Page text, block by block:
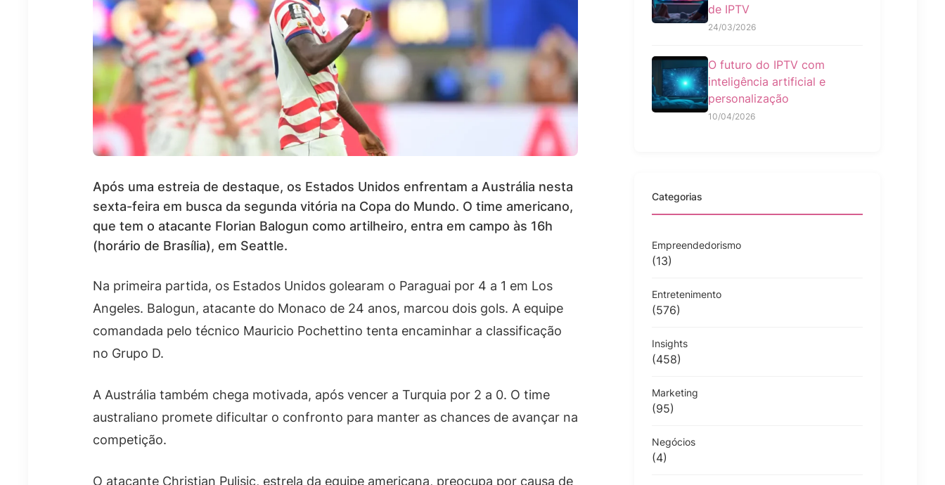
Após uma estreia de destaque, os Estados Unidos enfrentam a Austrália nesta
sexta-feira em busca da segunda vitória na Copa do Mundo. O time americano,
que tem o atacante Florian Balogun como artilheiro, entra em campo às 16h
(horário de Brasília), em Seattle.
Na primeira partida, os Estados Unidos golearam o Paraguai por 4 a 1 em Los
Angeles. Balogun, atacante do Monaco de 24 anos, marcou dois gols. A equipe
comandada pelo técnico Mauricio Pochettino tenta encaminhar a classificação
no Grupo D.
A Austrália também chega motivada, após vencer a Turquia por 2 a 0. O time
australiano promete dificultar o confronto para manter as chances de avançar na
competição.
O atacante Christian Pulisic, estrela da equipe americana, preocupa por causa de
de IPTV
24/03/2026
O futuro do IPTV com
inteligência artificial e
personalização
10/04/2026
Categorias
Empreendedorismo
(13)
Entretenimento
(576)
Insights
(458)
Marketing
(95)
Negócios
(4)